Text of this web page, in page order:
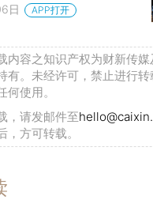
日 APP打开
内容之知识产权为财新传
有。未经许可，禁止进行转
何使用。
，请发邮件至
，方可转载。